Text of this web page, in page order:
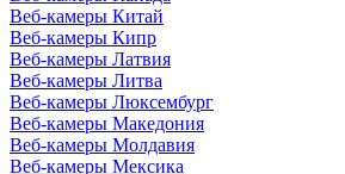
Веб-камеры Китай
Веб-камеры Кипр
Веб-камеры Латвия
Веб-камеры Литва
Веб-камеры Люксембург
Веб-камеры Македония
Веб-камеры Молдавия
Веб-камеры Мексика